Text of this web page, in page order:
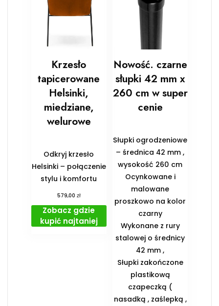
Krzesło
tapicerowane
Helsinki,
miedziane,
welurowe
Odkryj krzesło
Helsinki – połączenie
stylu i komfortu
579,00 zł
Zobacz gdzie
kupić najtaniej
Nowość. czarne
słupki 42 mm x
260 cm w super
cenie
Słupki ogrodzeniowe
– średnica 42 mm ,
wysokość 260 cm
Ocynkowane i
malowane
proszkowo na kolor
czarny
Wykonane z rury
stalowej o średnicy
42 mm ,
Słupki zakończone
plastikową
czapeczką (
nasadką , zaślepką ,